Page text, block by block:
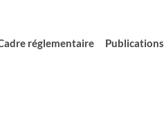
réglementaire Publications